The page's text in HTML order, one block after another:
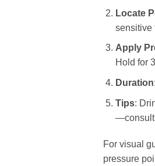
Locate
sensitive
Apply
Hold for
Duration
Tips:
—consult
For visual
pressure